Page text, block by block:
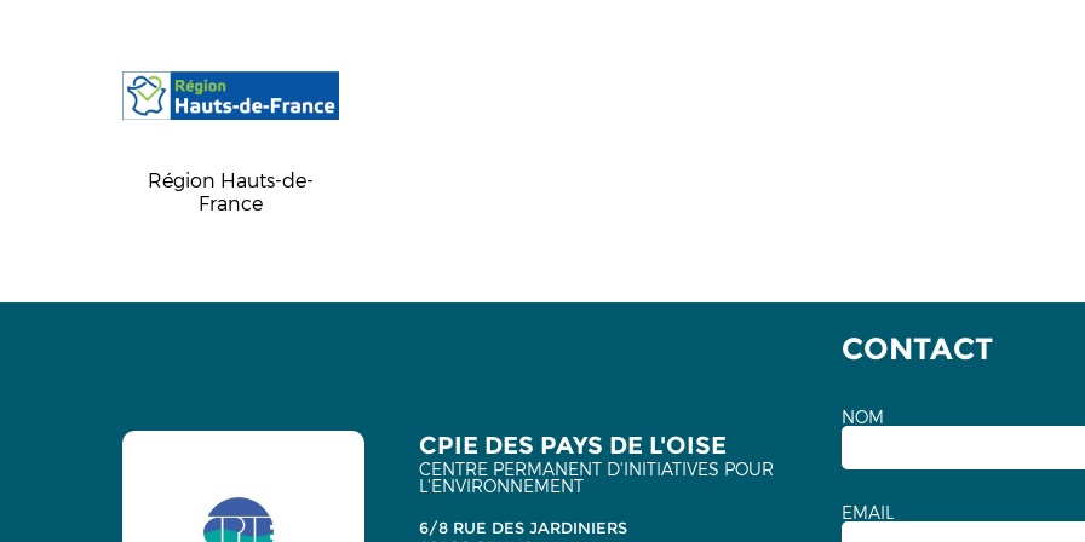
Région Hauts-de-
France
CPIE DES PAYS DE L'OISE
CENTRE PERMANENT D'INITIATIVES POUR
L'ENVIRONNEMENT
6/8 RUE DES JARDINIERS
CONTACT
NOM
EMAIL